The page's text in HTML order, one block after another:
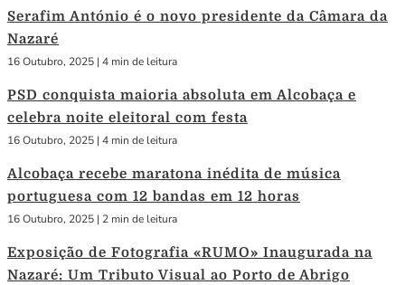
Serafim António é o novo presidente da Câmara da
Nazaré
16 Outubro, 2025 | 4 min de leitura
PSD conquista maioria absoluta em Alcobaça e
celebra noite eleitoral com festa
16 Outubro, 2025 | 4 min de leitura
Alcobaça recebe maratona inédita de música
portuguesa com 12 bandas em 12 horas
16 Outubro, 2025 | 2 min de leitura
Exposição de Fotografia «RUMO» Inaugurada na
Nazaré: Um Tributo Visual ao Porto de Abrigo